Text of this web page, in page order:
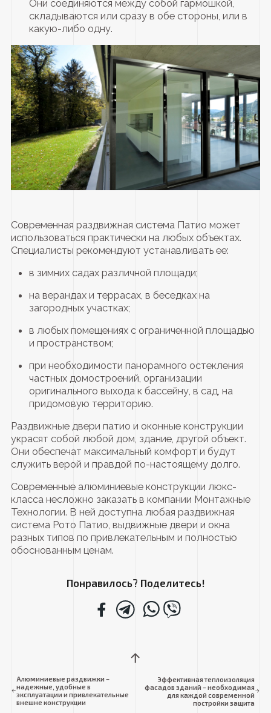
Они соединяются между собой гармошкой,
складываются или сразу в обе стороны, или в
какую-либо одну.
Современная раздвижная система Патио может
использоваться практически на любых объектах.
Специалисты рекомендуют устанавливать ее:
в зимних садах различной площади;
на верандах и террасах, в беседках на
загородных участках;
в любых помещениях с ограниченной площадью
и пространством;
при необходимости панорамного остекления
частных домостроений, организации
оригинального выхода к бассейну, в сад, на
придомовую территорию.
Раздвижные двери патио и оконные конструкции
украсят собой любой дом, здание, другой объект.
Они обеспечат максимальный комфорт и будут
служить верой и правдой по-настоящему долго.
Современные алюминиевые конструкции люкс-
класса несложно заказать в компании Монтажные
Технологии. В ней доступна любая раздвижная
система Рото Патио, выдвижные двери и окна
разных типов по привлекательным и полностью
обоснованным ценам.
Понравилось? Поделитесь!
Алюминиевые раздвижки –
надежные, удобные в
эксплуатации и привлекательные
внешне конструкции
Эффективная теплоизоляция
фасадов зданий – необходимая
для каждой современной
постройки защита